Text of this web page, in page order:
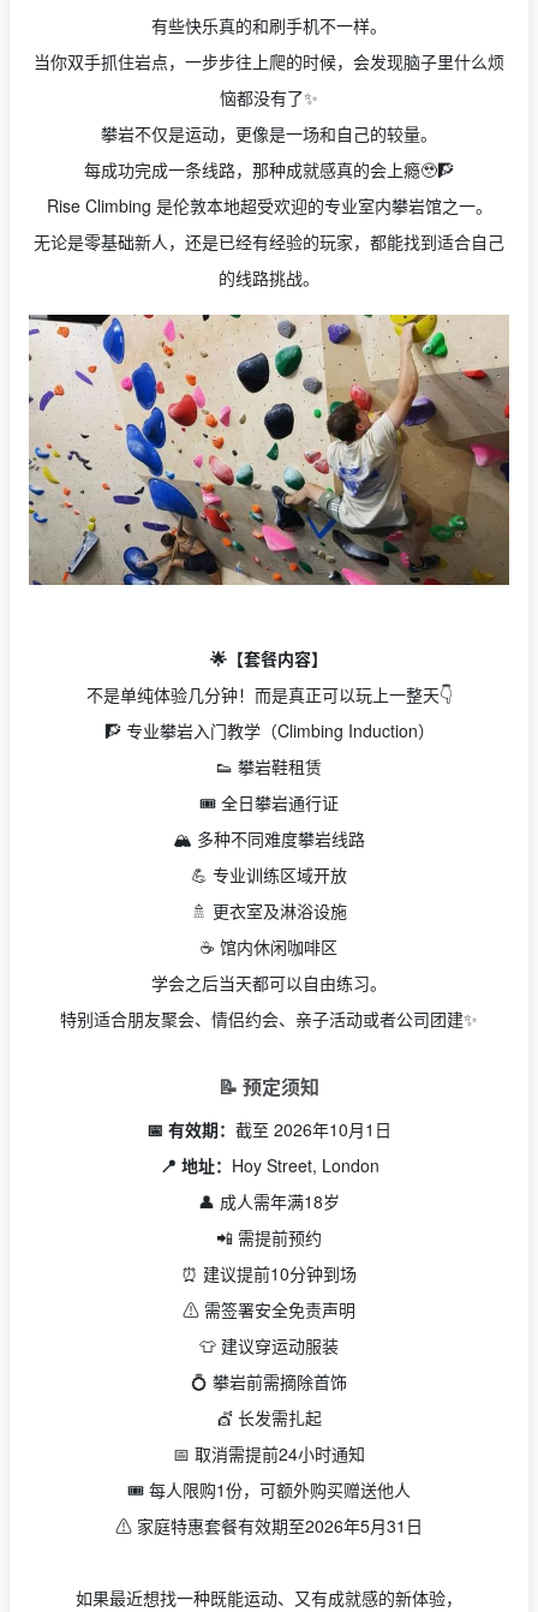
有些快乐真的和刷手机不一样。
当你双手抓住岩点，一步步往上爬的时候，会发现脑子里什么烦
恼都没有了✨
攀岩不仅是运动，更像是一场和自己的较量。
每成功完成一条线路，那种成就感真的会上瘾🥹🧗
Rise Climbing 是伦敦本地超受欢迎的专业室内攀岩馆之一。
无论是零基础新人，还是已经有经验的玩家，都能找到适合自己
的线路挑战。
🌟【套餐内容】
不是单纯体验几分钟！而是真正可以玩上一整天👇
🧗 专业攀岩入门教学（Climbing Induction）
👟 攀岩鞋租赁
🎟️ 全日攀岩通行证
🏔️ 多种不同难度攀岩线路
💪 专业训练区域开放
🚿 更衣室及淋浴设施
☕ 馆内休闲咖啡区
学会之后当天都可以自由练习。
特别适合朋友聚会、情侣约会、亲子活动或者公司团建✨
📝 预定须知
📅 有效期： 截至 2026年10月1日
📍 地址： Hoy Street, London
👤 成人需年满18岁
📲 需提前预约
⏰ 建议提前10分钟到场
⚠️ 需签署安全免责声明
👕 建议穿运动服装
💍 攀岩前需摘除首饰
💇 长发需扎起
📅 取消需提前24小时通知
🎟️ 每人限购1份，可额外购买赠送他人
⚠️ 家庭特惠套餐有效期至2026年5月31日
如果最近想找一种既能运动、又有成就感的新体验，